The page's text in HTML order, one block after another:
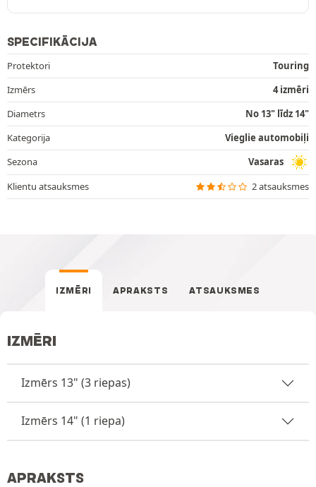
SPECIFIKĀCIJA
Protektori
Touring
Izmērs
4 izmēri
Diametrs
No 13" līdz 14"
Kategorija
Vieglie automobiļi
Sezona
Vasaras
Klientu atsauksmes
2 atsauksmes
IZMĒRI APRAKSTS ATSAUKSMES
IZMĒRI
Izmērs 13" (3 riepas)
Izmērs 14" (1 riepa)
APRAKSTS